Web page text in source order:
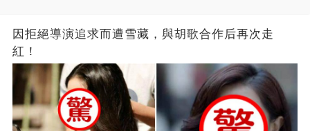
因拒絕導演追求而遭雪藏，與胡歌合作后再次走
紅！